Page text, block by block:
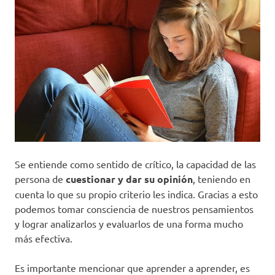
Se entiende como sentido de crítico, la capacidad de las
persona de cuestionar y dar su opinión, teniendo en
cuenta lo que su propio criterio les indica. Gracias a esto
podemos tomar consciencia de nuestros pensamientos
y lograr analizarlos y evaluarlos de una forma mucho
más efectiva.
Es importante mencionar que aprender a aprender, es